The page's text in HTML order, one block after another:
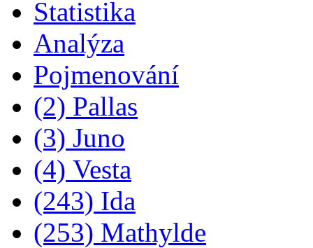
Statistika
Analýza
Pojmenování
(2) Pallas
(3) Juno
(4) Vesta
(243) Ida
(253) Mathylde